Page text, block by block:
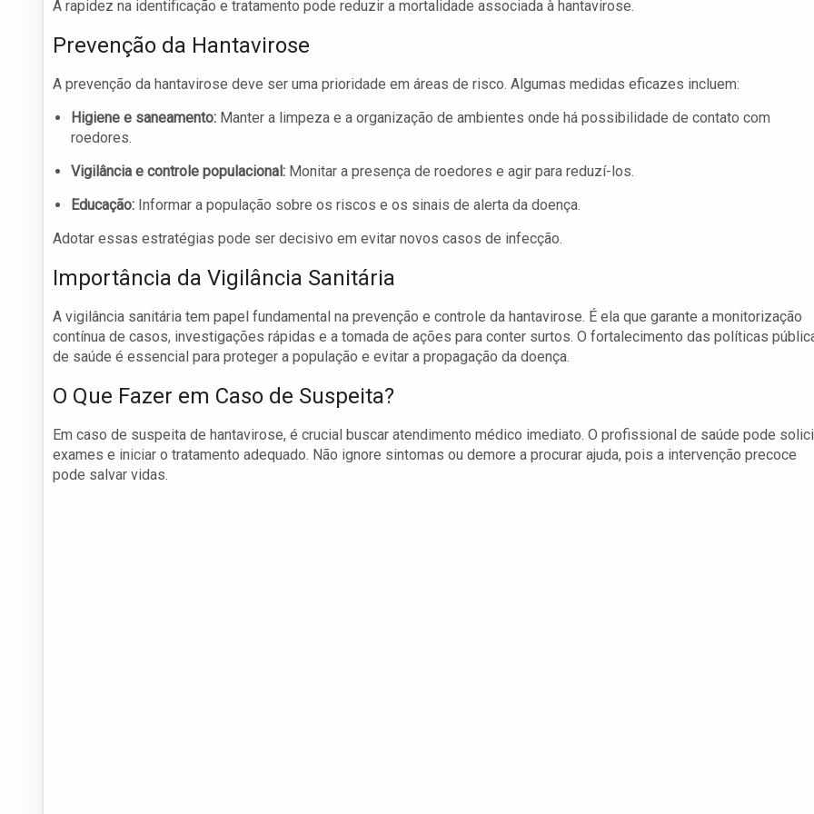
A rapidez na identificação e tratamento pode reduzir a mortalidade associada à hantavirose.
Prevenção da Hantavirose
A prevenção da hantavirose deve ser uma prioridade em áreas de risco. Algumas medidas eficazes incluem:
Higiene e saneamento: Manter a limpeza e a organização de ambientes onde há possibilidade de contato com
roedores.
Vigilância e controle populacional: Monitar a presença de roedores e agir para reduzí-los.
Educação: Informar a população sobre os riscos e os sinais de alerta da doença.
Adotar essas estratégias pode ser decisivo em evitar novos casos de infecção.
Importância da Vigilância Sanitária
A vigilância sanitária tem papel fundamental na prevenção e controle da hantavirose. É ela que garante a monitorização
contínua de casos, investigações rápidas e a tomada de ações para conter surtos. O fortalecimento das políticas
de saúde é essencial para proteger a população e evitar a propagação da doença.
O Que Fazer em Caso de Suspeita?
Em caso de suspeita de hantavirose, é crucial buscar atendimento médico imediato. O profissional de saúde pode
exames e iniciar o tratamento adequado. Não ignore sintomas ou demore a procurar ajuda, pois a intervenção precoce
pode salvar vidas.